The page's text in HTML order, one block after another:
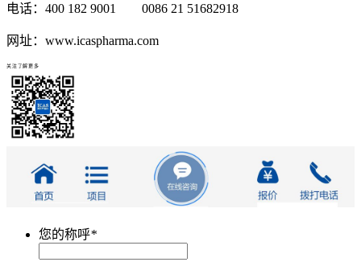
电话：400 182 9001 0086 21 51682918
网址：www.icaspharma.com
关注了解更多
您的称呼*